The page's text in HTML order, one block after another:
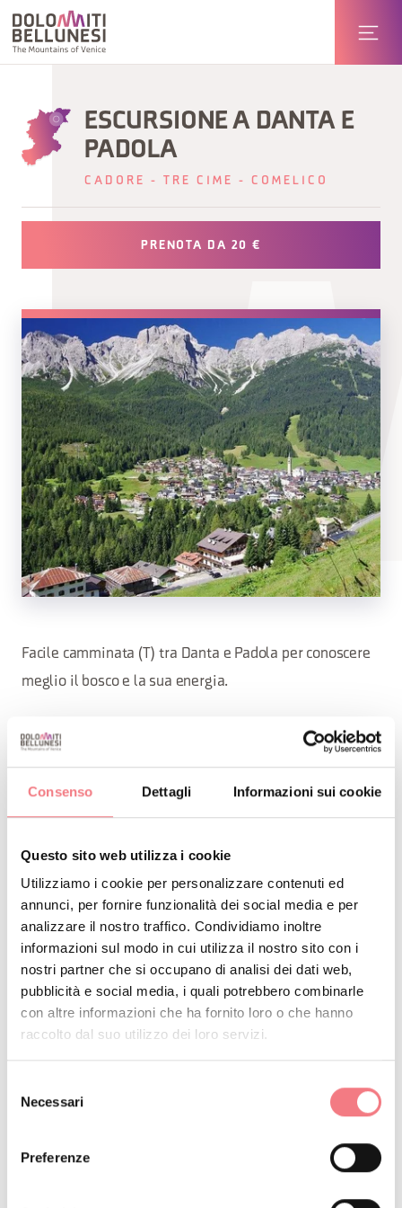
Consenso Dettagli Informazioni sui cookie
Questo sito web utilizza i cookie
Utilizziamo i cookie per personalizzare contenuti ed
annunci, per fornire funzionalità dei social media e per
analizzare il nostro traffico. Condividiamo inoltre
informazioni sul modo in cui utilizza il nostro sito con i
nostri partner che si occupano di analisi dei dati web,
pubblicità e social media, i quali potrebbero combinarle
con altre informazioni che ha fornito loro o che hanno
raccolto dal suo utilizzo dei loro servizi.
delNecessari
Preferenze
ESCURSIONE A DANTA E
PADOLA
CADORE - TRE CIME - COMELICO
PRENOTA DA 20 €
Facile camminata (T) tra Danta e Padola per conoscere
meglio il bosco e la sua energia.
Info e prenotazioni Consorzio Turistico Val Comelico
Dolomiti: 0435 67021/0435 62230 -
dolomiti@valcomelico.it
RICHIEDI INFORMAZIONI